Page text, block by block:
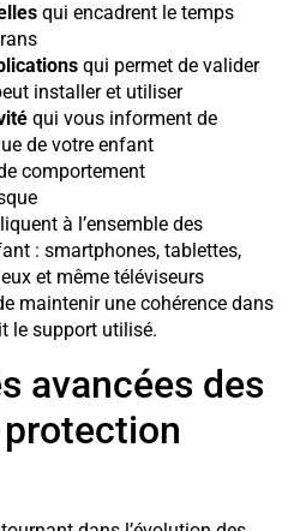
qui encadrent le temps
qui permet de valider
installer et utiliser
qui vous informent de
de votre enfant
comportement
à l’ensemble des
: smartphones, tablettes,
et même téléviseurs
maintenir une cohérence dans
le support utilisé.
avancées des